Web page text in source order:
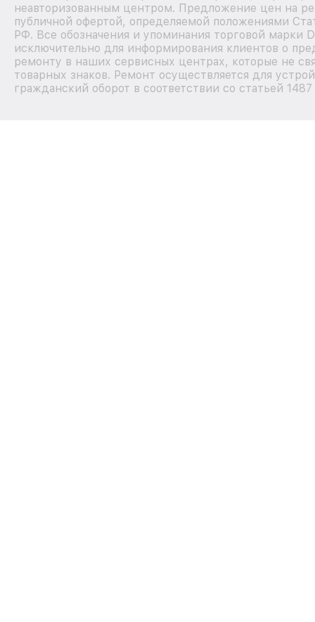
неавторизованным центром. Предложение цен на
публичной офертой, определяемой положениями
РФ. Все обозначения и упоминания торговой марки
исключительно для информирования клиентов о
ремонту в наших сервисных центрах, которые не
товарных знаков. Ремонт осуществляется для
гражданский оборот в соответствии со статьей